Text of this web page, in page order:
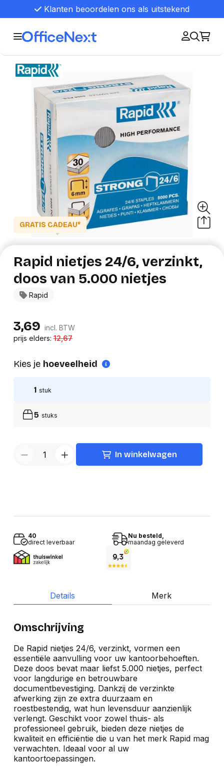
Klanten beoordelen ons als uitstekend
GRATIS CADEAU*
Rapid
Rapid nietjes 24/6, verzinkt,
doos van 5.000 nietjes
3,69 incl. BTW
prijs elders:12,67
Kies je hoeveelheid
1 stuk
5 stuks
In winkelwagen
40
direct leverbaar
Nu besteld,
maandag geleverd
Details Merk
Omschrijving
De Rapid nietjes 24/6, verzinkt, vormen een
essentiële aanvulling voor uw kantoorbehoeften.
Deze doos bevat maar liefst 5.000 nietjes, perfect
voor langdurige en betrouwbare
documentbevestiging. Dankzij de verzinkte
afwerking zijn ze extra duurzaam en
roestbestendig, wat hun levensduur aanzienlijk
verlengt. Geschikt voor zowel thuis- als
professioneel gebruik, bieden deze nietjes de
kwaliteit en efficiëntie die u van het merk Rapid mag
verwachten. Ideaal voor al uw
kantoortoepassingen.